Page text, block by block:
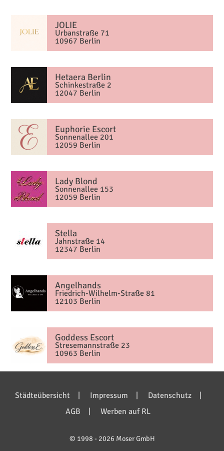
‍JOLIE
Urbanstraße 71
10967 Berlin
Hetaera Berlin
Schinkestraße 2
12047 Berlin
Euphorie Escort
Sonnenallee 201
12059 Berlin
Lady Blond
Sonnenallee 153
12059 Berlin
Stella
Jahnstraße 14
12347 Berlin
Angelhands
Friedrich-Wilhelm-Straße 81
12103 Berlin
Goddess Escort
Stresemannstraße 23
10963 Berlin
Städteübersicht Impressum
Datenschutz
AGB
Werben auf RL
© 1998 - 2026 Moser GmbH